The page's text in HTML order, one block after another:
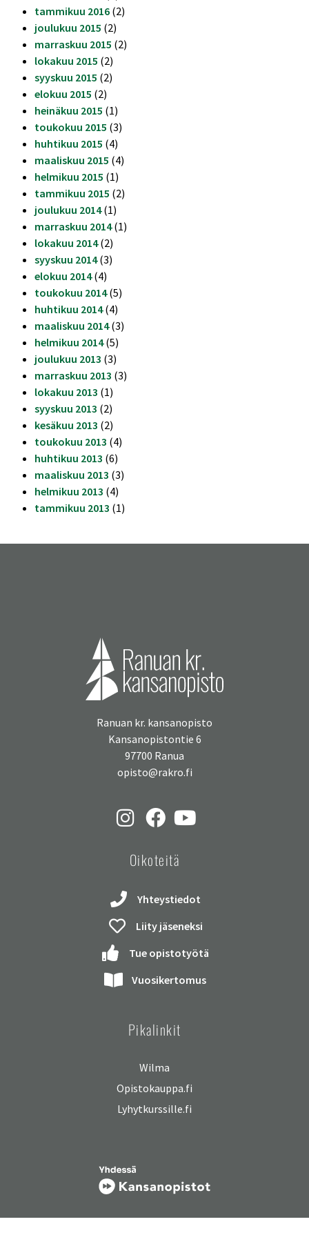
tammikuu 2016 (2)
joulukuu 2015 (2)
marraskuu 2015 (2)
lokakuu 2015 (2)
syyskuu 2015 (2)
elokuu 2015 (2)
heinäkuu 2015 (1)
toukokuu 2015 (3)
huhtikuu 2015 (4)
maaliskuu 2015 (4)
helmikuu 2015 (1)
tammikuu 2015 (2)
joulukuu 2014(1)
marraskuu 2014(1)
lokakuu 2014(2)
syyskuu 2014(3)
elokuu 2014(4)
toukokuu 2014(5)
huhtikuu 2014(4)
maaliskuu 2014(3)
helmikuu 2014(5)
joulukuu 2013 (3)
marraskuu 2013 (3)
lokakuu 2013 (1)
syyskuu 2013 (2)
kesäkuu 2013 (2)
toukokuu 2013 (4)
huhtikuu 2013 (6)
maaliskuu 2013 (3)
helmikuu 2013 (4)
tammikuu 2013 (1)
Ranuan kr. kansanopisto
Kansanopistontie 6
97700 Ranua
opisto@rakro.fi
Oikoteitä
Yhteystiedot
Liity jäseneksi
Tue opistotyötä
Vuosikertomus
Pikalinkit
Wilma
Opistokauppa.fi
Lyhytkurssille.fi